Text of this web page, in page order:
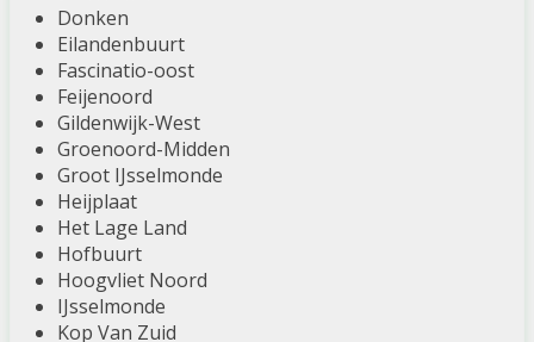
Donken
Eilandenbuurt
Fascinatio-oost
Feijenoord
Gildenwijk-West
Groenoord-Midden
Groot IJsselmonde
Heijplaat
Het Lage Land
Hofbuurt
Hoogvliet Noord
IJsselmonde
Kop Van Zuid